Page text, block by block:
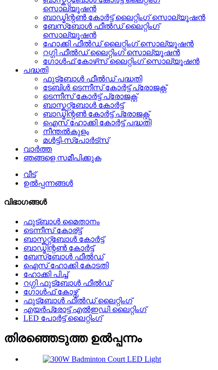
സൊല്യൂഷൻ
ബാഡ്മിന്റൺ കോർട്ട് ലൈറ്റിംഗ് സൊല്യൂഷൻ
ബേസ്ബോൾ ഫീൽഡ് ലൈറ്റിംഗ്
സൊല്യൂഷൻ
ഹോക്കി ഫീൽഡ് ലൈറ്റിംഗ് സൊല്യൂഷൻ
റഗ്ഗി ഫീൽഡ് ലൈറ്റിംഗ് സൊല്യൂഷൻ
ഗോൾഫ് കോഴ്‌സ് ലൈറ്റിംഗ് സൊല്യൂഷൻ
പദ്ധതി
ഫുട്ബോൾ ഫീൽഡ് പദ്ധതി
ടേബിൾ ടെന്നീസ് കോർട്ട് പ്രോജക്റ്റ്
ടെന്നീസ് കോർട്ട് പ്രോജക്റ്റ്
ബാസ്കറ്റ്ബോൾ കോർട്ട്
ബാഡ്മിന്റൺ കോർട്ട് പ്രോജക്റ്റ്
ഐസ് ഹോക്കി കോർട്ട് പദ്ധതി
നീന്തൽകുളം
മൾട്ടി-സ്പോർട്സ്
വാർത്ത
ഞങ്ങളെ സമീപിക്കുക
വീട്
ഉൽപ്പന്നങ്ങൾ
വിഭാഗങ്ങൾ
ഫുട്ബാൾ മൈതാനം
ടെന്നീസ് കോര്ട്ട്
ബാസ്കറ്റ്ബോൾ കോർട്ട്
ബാഡ്മിന്റൺ കോർട്ട്
ബേസ്ബോൾ ഫീൽഡ്
ഐസ് ഹോക്കി കോടതി
ഹോക്കി പിച്ച്
റഗ്ഗി ഫുട്ബോൾ ഫീൽഡ്
ഗോൾഫ് കോഴ്സ്
ഫുട്ബോൾ ഫീൽഡ് ലൈറ്റിംഗ്
എയർപ്രോട്ട് എൽഇഡി ലൈറ്റിംഗ്
LED പോർട്ട് ലൈറ്റിംഗ്
തിരഞ്ഞെടുത്ത ഉൽപ്പന്നം